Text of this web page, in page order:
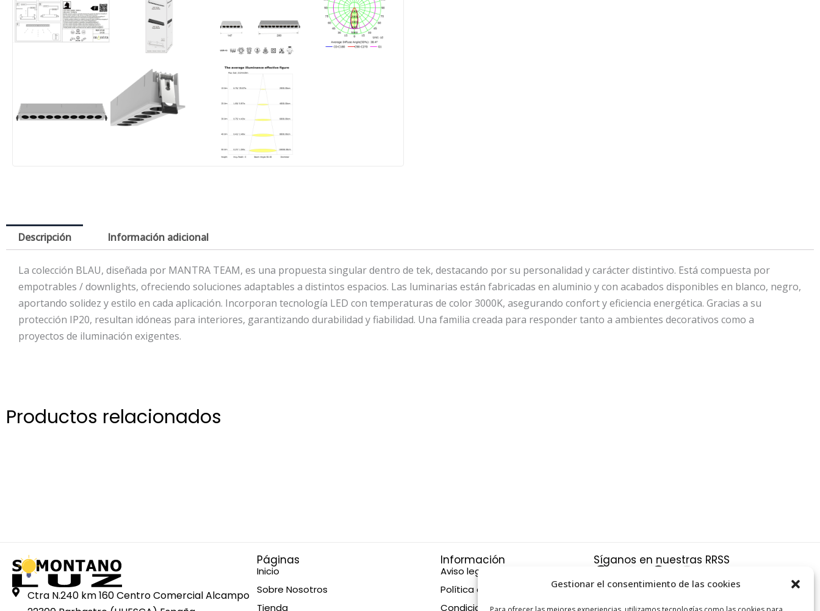
Gestionar el consentimiento de las cookies
Descripción Información adicional
La colección BLAU, diseñada por MANTRA TEAM, es una propuesta singular dentro de tek, destacando por su personalidad y carácter distintivo. Está compuesta por
empotrables / downlights, ofreciendo soluciones adaptables a distintos espacios. Las luminarias están fabricadas en aluminio y con acabados disponibles en blanco, negro,
aportando solidez y estilo en cada aplicación. Incorporan tecnología LED con temperaturas de color 3000K, asegurando confort y eficiencia energética. Gracias a su
protección IP20, resultan idóneas para interiores, garantizando durabilidad y fiabilidad. Una familia creada para responder tanto a ambientes decorativos como a
proyectos de iluminación exigentes.
Productos relacionados
Ctra N.240 km 160 Centro Comercial Alcampo
Páginas
Inicio
Sobre Nosotros
Tienda
Información
Aviso legal
Política de privacidad
Condiciones de compra
Síganos en nuestras RRSS
F
a -
t
P
i
n
I
n
s